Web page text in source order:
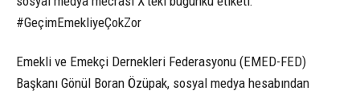
#GeçimEmekliyeÇokZor
Emekli ve Emekçi Dernekleri Federasyonu (EMED-FED)
Başkanı Gönül Boran Özüpak, sosyal medya hesabından